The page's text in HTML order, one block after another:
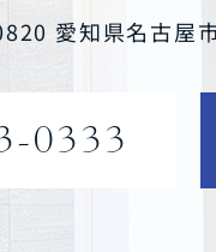
愛知県名古屋
0333